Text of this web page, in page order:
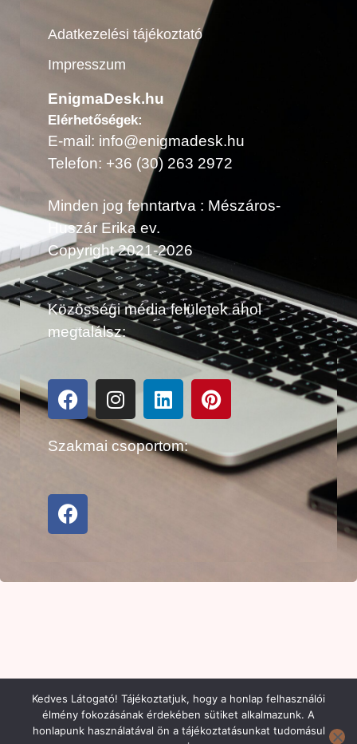
Adatkezelési tájékoztató
Impresszum
EnigmaDesk.hu
Elérhetőségek:
E-mail: info@enigmadesk.hu
Telefon: +36 (30) 263 2972
Minden jog fenntartva : Mészáros-
Huszár Erika ev.
Copyright 2021-2026
Közösségi média felületek ahol
megtalálsz:
Szakmai csoportom:
Kedves Látogató! Tájékoztatjuk, hogy a honlap felhasználói
élmény fokozásának érdekében sütiket alkalmazunk. A
honlapunk használatával ön a tájékoztatásunkat tudomásul